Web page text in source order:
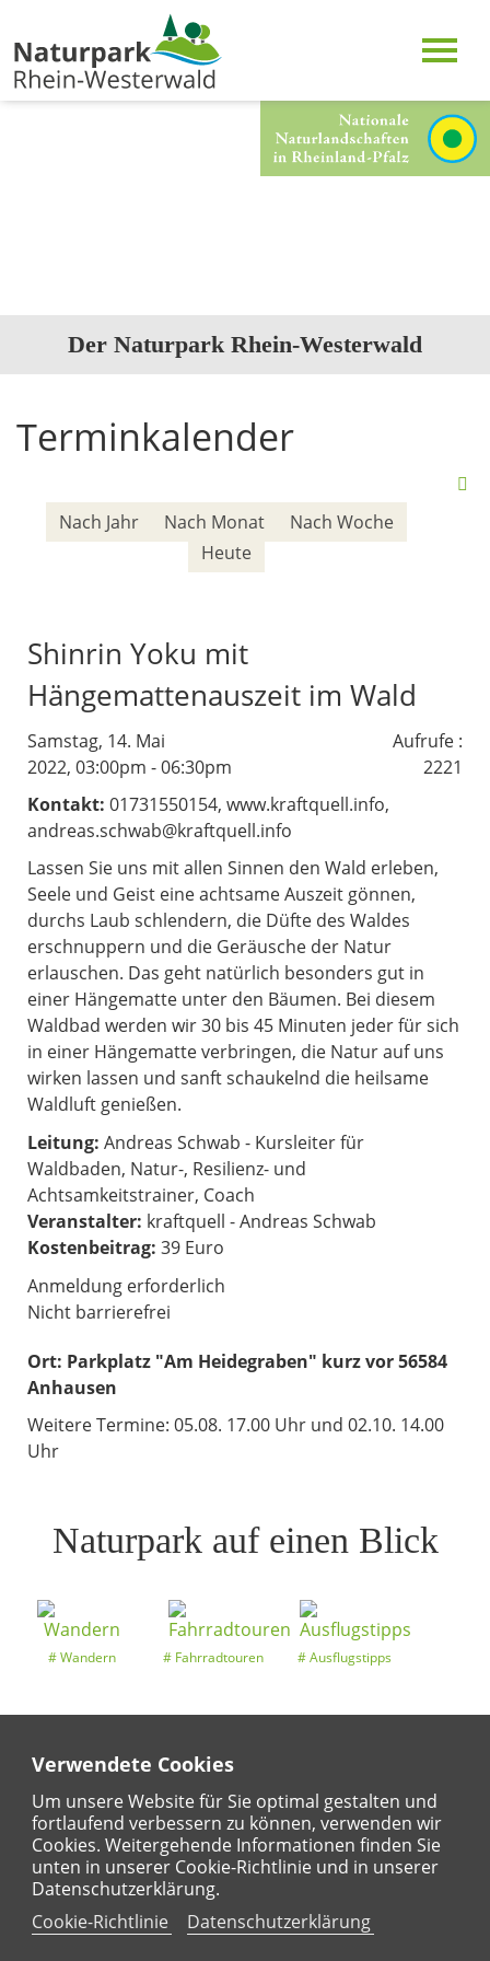
Verwendete Cookies
Um unsere Website für Sie optimal gestalten und
fortlaufend verbessern zu können, verwenden wir
Cookies. Weitergehende Informationen finden Sie
unten in unserer Cookie-Richtlinie und in unserer
Datenschutzerklärung.
Cookie-Richtlinie
Datenschutzerklärung
Der Naturpark Rhein-Westerwald
Terminkalender
Nach Jahr Nach Monat
Nach Woche
Heute
Shinrin Yoku mit
Hängemattenauszeit im Wald
Samstag, 14. Mai
2022, 03:00pm - 06:30pm
Aufrufe :
2221
Kontakt: 01731550154, www.kraftquell.info,
andreas.schwab@kraftquell.info
Lassen Sie uns mit allen Sinnen den Wald erleben,
Seele und Geist eine achtsame Auszeit gönnen,
durchs Laub schlendern, die Düfte des Waldes
erschnuppern und die Geräusche der Natur
erlauschen. Das geht natürlich besonders gut in
einer Hängematte unter den Bäumen. Bei diesem
Waldbad werden wir 30 bis 45 Minuten jeder für sich
in einer Hängematte verbringen, die Natur auf uns
wirken lassen und sanft schaukelnd die heilsame
Waldluft genießen.
Leitung: Andreas Schwab - Kursleiter für
Waldbaden, Natur-, Resilienz- und
Achtsamkeitstrainer, Coach
Veranstalter: kraftquell - Andreas Schwab
Kostenbeitrag: 39 Euro
Anmeldung erforderlich
Nicht barrierefrei
Ort: Parkplatz "Am Heidegraben" kurz vor 56584
Anhausen
Weitere Termine: 05.08. 17.00 Uhr und 02.10. 14.00
Uhr
Naturpark auf einen Blick
Wandern Fahrradtouren Ausflugstipps
Entdeckertouren Ansichten
Regional
Karte